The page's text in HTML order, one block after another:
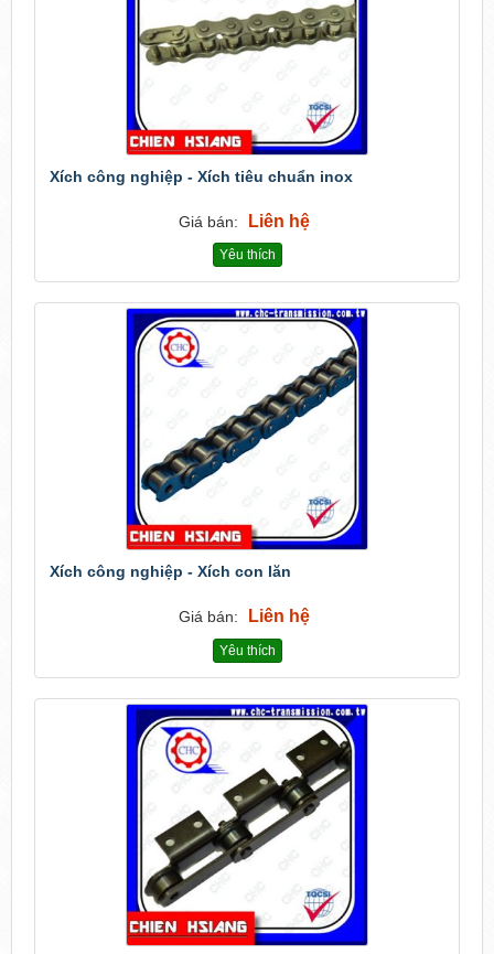
Xích công nghiệp - Xích tiêu chuẩn inox
Giá bán: Liên hệ
Yêu thích
Xích công nghiệp - Xích con lăn
Giá bán: Liên hệ
Yêu thích